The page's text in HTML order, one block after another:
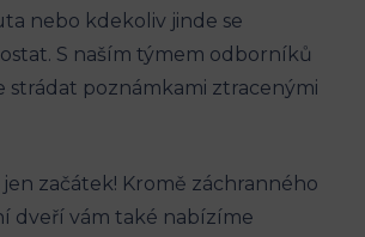
nebo kdekoliv jinde se
‌S ⁤naším ​týmem⁤ odborníků
strádat poznámkami ​ztracenými
začátek! Kromě záchranného
dveří vám také​ nabízíme